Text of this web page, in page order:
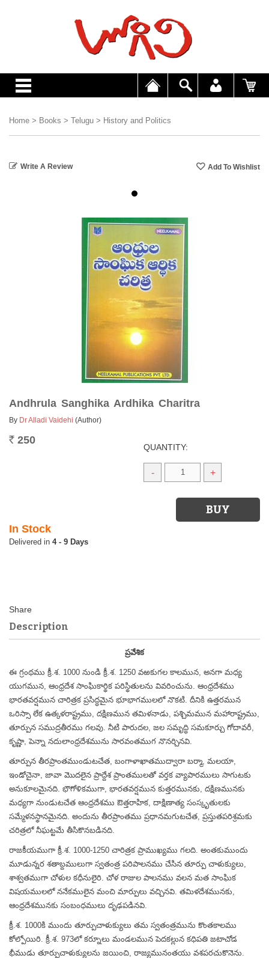
Home > Books > Telugu > History and Politics
Write A Review
Andhrula Sanghika Ardhika Charitra
By Dr Alladi Vaidehi (Author)
Rs. 250
QUANTITY:
- +
In Stock
4 - 9 Days
Description
ప్రవేశిక
ఈ గ్రంథము క్రీ.శ. 1000 నుండి క్రీ.శ. 1250 వఱకుగల కాలమున, అనగా మధ్య
యుగమున, ఆంధ్రదేశ సాంఘికార్థిక పరిస్థితులను వివరించును. ఆంధ్రదేశము
భారతవర్షమున చారిత్రక ప్రసిద్ధమైన భూభాగములలో నొకటి. దీనికి ఉత్తరమున
ఒరిస్సా లేక ఉత్కళరాష్ట్రము, దక్షిణమున తమిళనాడు, పశ్చిమమున మహారాష్ట్రము,
తూర్పున సముద్రతీరము గలవు. నీటి పారుదల, జల సమృద్ధి సమకూర్చు గోదావరీ,
కృష్ణా, పెన్నా నదులాంధ్రదేశమును సారవంతముగ నొనర్చినవి.
తూర్పున తీరప్రాంతముండుటచేత, బంగాళాఖాతముద్వారా బర్మా, మలయా,
ఇండోచైనా, జావా మొదలైన ప్రాద్దేశ ప్రాంతములతో వర్తక వ్యాపారములు సాగుటకు
అనుకూలమైనది. భౌగోళికముగా, భారతవర్షమున కుత్తరమునకు, దక్షిణమునకు
మధ్యగా నుండుటచేత ఆంధ్రదేశము ఔత్తరాహిక, దాక్షిణాత్య సంస్కృతులకు
సమ్మేళనస్థానమైనది. అందును తీరప్రాంతము ప్రధానమగుటచేత, ప్రస్తుతపరిశ్రమకు
చరిత్రలో నీఘట్టమే తీసికొనబడినది.
రాజకీయముగా క్రీ.శ. 1000-1250 చారిత్రక ప్రాముఖ్యము గలది. అంతకుముందు
మూడున్నర శతాబ్దములుగా స్వతంత్ర పరిపాలనము చేసిన తూర్పు చాళుక్యులు,
శాశ్వతముగా చోళుల కధీనులైరి. చోళ రాజుల పాలనము వలన మత సాంఘిక
విషయములలో ననేకములైన మంచి మార్పులు వచ్చినవి. తమిళదేశమునకు,
ఆంధ్రదేశమునకు సంబంధములు దృఢపడినవి.
క్రీ.శ. 1000కి ముందు తూర్పుచాళుక్యులు తమ స్వతంత్రమును కొంతకాలము
కోల్పోయిరి. క్రీ.శ. 973లో కర్నూలు మండలమున పెదకల్లున కధిపతి జటాచోడ
భీముడు తూర్పుచాళుక్యులను జయించి, రాజ్యమునంతయు వశపరచుకొనెను.